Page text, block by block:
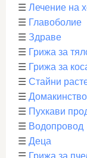
☰ Лечение на
☰ Главоболие
☰ Здраве
☰ Грижа за
☰ Грижа за
☰ Стайни
☰ Домакинство
☰ Пухкави
☰ Водопровод
☰ Деца
☰ Грижа за